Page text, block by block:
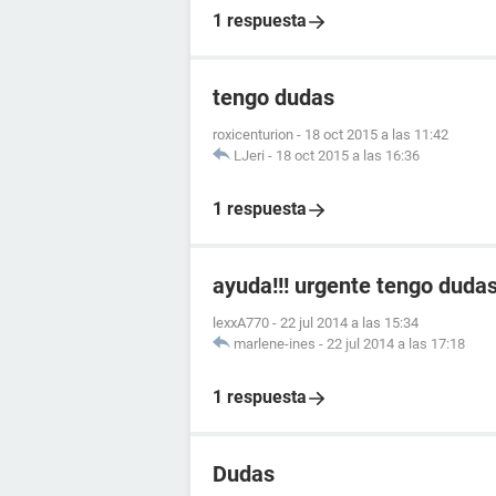
1 respuesta
tengo dudas
roxicenturion - 18 oct 2015 a las 11:42
LJeri - 18 oct 2015 a las 16:36
1 respuesta
ayuda!!! urgente tengo
lexxA770 - 22 jul 2014 a las 15:34
marlene-ines - 22 jul 2014 a las 17:18
1 respuesta
Dudas